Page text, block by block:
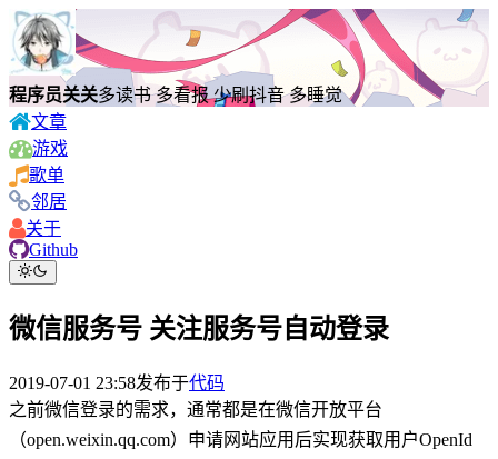
程序员关关多读书 多看报 少刷抖音 多睡觉
文章
游戏
歌单
邻居
关于
Github
微信服务号 关注服务号自动登录
2019-07-01 23:58发布于代码
之前微信登录的需求，通常都是在微信开放平台
（open.weixin.qq.com）申请网站应用后实现获取用户OpenId